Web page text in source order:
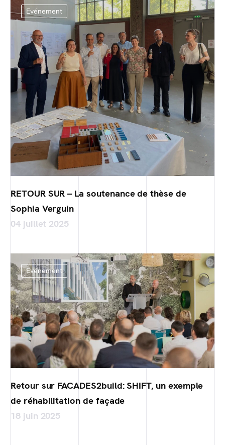
Evénement
RETOUR SUR – La soutenance de thèse de
Sophia Verguin
04 juillet 2025
Evénement
Retour sur FACADES2build: SHIFT, un exemple
de réhabilitation de façade
18 juin 2025